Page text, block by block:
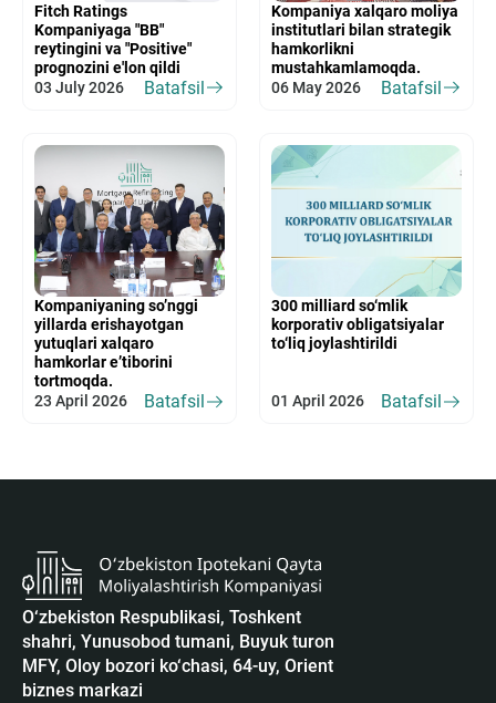
Fitch Ratings
Kompaniyaga "BB"
reytingini va "Positive"
prognozini e'lon qildi
03 July 2026
Batafsil
Kompaniya xalqaro moliya
institutlari bilan strategik
hamkorlikni
mustahkamlamoqda.
06 May 2026
Batafsil
Kompaniyaning so’nggi
yillarda erishayotgan
yutuqlari xalqaro
hamkorlar e’tiborini
tortmoqda.
23 April 2026
Batafsil
300 milliard so‘mlik
korporativ obligatsiyalar
to‘liq joylashtirildi
01 April 2026 Batafsil
O‘zbekiston Respublikasi, Toshkent
shahri, Yunusobod tumani, Buyuk turon
MFY, Oloy bozori ko‘chasi, 64-uy, Orient
biznes markazi